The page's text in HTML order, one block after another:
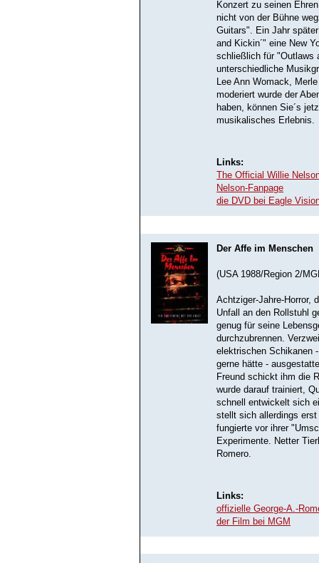
Konzert zu seinen
nicht von der Bühne
Guitars". Ein Jahr
and Kickin´" eine New
schließlich für "Outlaws
unterschiedliche
Lee Ann Womack,
moderiert wurde der
haben, können Sie´s
musikalisches Erlebnis.
Links:
The Official Willie
Nelson-Fanpage
die DVD bei Eagle
Der Affe im Menschen
(USA 1988/Region 2/
Achtziger-Jahre-Horror,
Unfall an den Rollstuhl
genug für seine
durchzubrennen.
elektrischen Schikanen
gerne hätte -
Freund schickt ihm die
wurde darauf trainiert,
schnell entwickelt sich
stellt sich allerdings erst
fungierte vor ihrer
Experimente. Netter
Romero.
Links:
offizielle George-A.-
der Film bei MGM